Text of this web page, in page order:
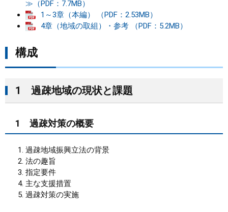
≫（PDF：7.7MB）
1～3章（本編） （PDF：2.53MB）
4章（地域の取組）・参考 （PDF：5.2MB）
構成
1 過疎地域の現状と課題
1 過疎対策の概要
過疎地域振興立法の背景
法の趣旨
指定要件
主な支援措置
過疎対策の実施